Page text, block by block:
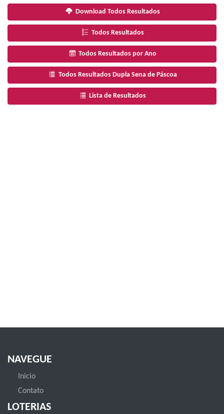
Download Todos Resultados
Todos Resultados
Todos Resultados por Ano
Todos Resultados Dupla Sena de Páscoa
Lista de Resultados
NAVEGUE
Inicio
Contato
LOTERIAS